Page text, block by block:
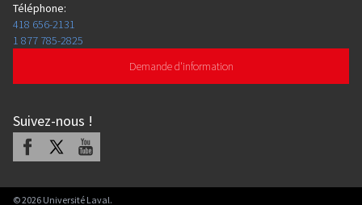
Téléphone:
418 656-2131
1 877 785-2825
Demande d'information
Suivez-nous !
Facebook Youtube
©2026 Université Laval.